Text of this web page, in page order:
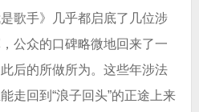
歌手》几乎都启底了几位涉
公众的口碑略微地回来了一
后的所做所为。这些年涉法
走回到“浪子回头”的正途上来